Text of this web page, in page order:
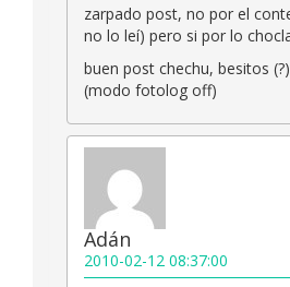
zarpado post, no por el
no lo leí) pero si por lo
buen post chechu, besitos (?)
(modo fotolog off)
Adán
2010-02-12 08:37:00